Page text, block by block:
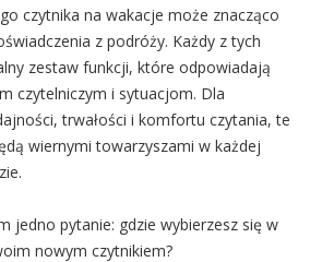
czytnika na wakacje może znacząco
z podróży. Każdy z tych
zestaw funkcji, które odpowiadają
czytelniczym i sytuacjom. Dla
trwałości i komfortu czytania, te
wiernymi towarzyszami w każdej
jedno pytanie: gdzie wybierzesz się w
nowym czytnikiem?